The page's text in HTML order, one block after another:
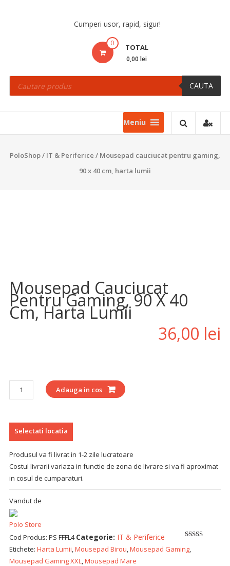
Cumperi usor, rapid, sigur!
0 TOTAL
0,00 lei
Products
search CAUTA
Meniu
PoloShop/ IT & Periferice / Mousepad cauciucat pentru gaming,
90 x 40 cm, harta lumii
Mousepad Cauciucat
Pentru Gaming, 90 X 40
Cm, Harta Lumii
36,00 lei
Cantitate Adauga in cos
Selectati locatia
Produsul va fi livrat in 1-2 zile lucratoare
Costul livrarii variaza in functie de zona de livrare si va fi aproximat
in cosul de cumparaturi.
Vandut de
Polo Store
Cod Produs: PS FFFL4 Categorie: IT & Periferice
Etichete: Harta Lumii,Mousepad Birou,Mousepad Gaming,
Mousepad Gaming XXL,Mousepad Mare